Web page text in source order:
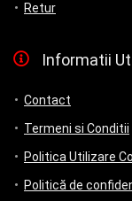
Retur
Informatii
Contact
Termeni si Conditii
Politica Utilizare
Politică de